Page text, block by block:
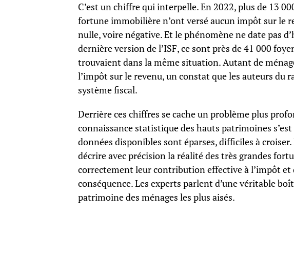
C’est un chiffre qui interpelle. En 2022, plus de 13
fortune immobilière n’ont versé aucun impôt sur le
nulle, voire négative. Et le phénomène ne date pas
dernière version de l’ISF, ce sont près de 41 000
trouvaient dans la même situation. Autant de
l’impôt sur le revenu, un constat que les auteurs
système fiscal.
Derrière ces chiffres se cache un problème plus
connaissance statistique des hauts patrimoines
données disponibles sont éparses, difficiles à
décrire avec précision la réalité des très grandes
correctement leur contribution effective à l’impôt et
conséquence. Les experts parlent d’une véritable
patrimoine des ménages les plus aisés.